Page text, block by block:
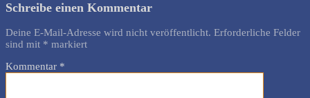
Schreibe einen Kommentar
Deine E-Mail-Adresse wird nicht veröffentlicht. Erforderliche Felder
sind mit * markiert
Kommentar *